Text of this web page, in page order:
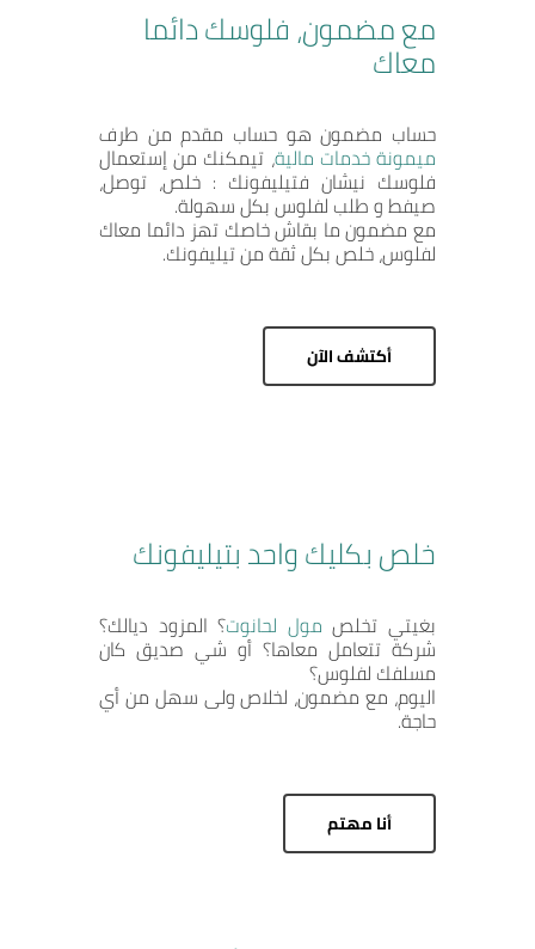
مع مضمون، فلوسك دائما
معاك
حساب مضمون هو حساب مقدم من طرف
ميمونة خدمات مالية، تيمكنك من إستعمال
فلوسك نيشان فتيليفونك : خلص، توصل،
صيفط و طلب لفلوس بكل سهولة.
مع مضمون ما بقاش خاصك تهز دائما معاك
لفلوس، خلص بكل ثقة من تيليفونك.
أكتشف الآن
خلص بكليك واحد بتيليفونك
بغيتي تخلص مول لحانوت؟ المزود ديالك؟
شركة تتعامل معاها؟ أو شي صديق كان
مسلفك لفلوس؟
اليوم، مع مضمون، لخلاص ولى سهل من أي
حاجة.
أنا مهتم